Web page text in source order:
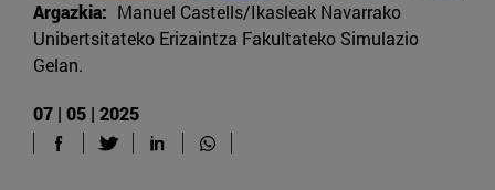
Argazkia: Manuel Castells/Ikasleak Navarrako
Unibertsitateko Erizaintza Fakultateko Simulazio
Gelan.
07 | 05 | 2025